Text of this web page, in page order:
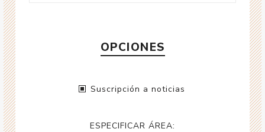
OPCIONES
Suscripción a noticias
ESPECIFICAR ÁREA: